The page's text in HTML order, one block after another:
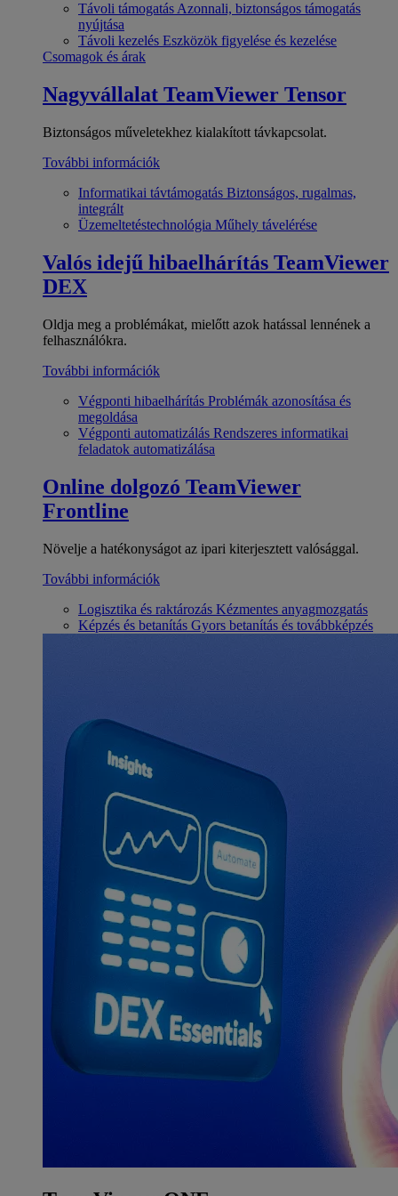
Távoli támogatás Azonnali, biztonságos támogatás
nyújtása
Távoli kezelés Eszközök figyelése és kezelése
Csomagok és árak
Nagyvállalat TeamViewer Tensor
Biztonságos műveletekhez kialakított távkapcsolat.
További információk
Informatikai távtámogatás Biztonságos, rugalmas,
integrált
Üzemeltetéstechnológia Műhely távelérése
Valós idejű hibaelhárítás TeamViewer
DEX
Oldja meg a problémákat, mielőtt azok hatással lennének a
felhasználókra.
További információk
Végponti hibaelhárítás Problémák azonosítása és
megoldása
Végponti automatizálás Rendszeres informatikai
feladatok automatizálása
Online dolgozó TeamViewer
Frontline
Növelje a hatékonyságot az ipari kiterjesztett valósággal.
További információk
Logisztika és raktározás Kézmentes anyagmozgatás
Képzés és betanítás Gyors betanítás és továbbképzés